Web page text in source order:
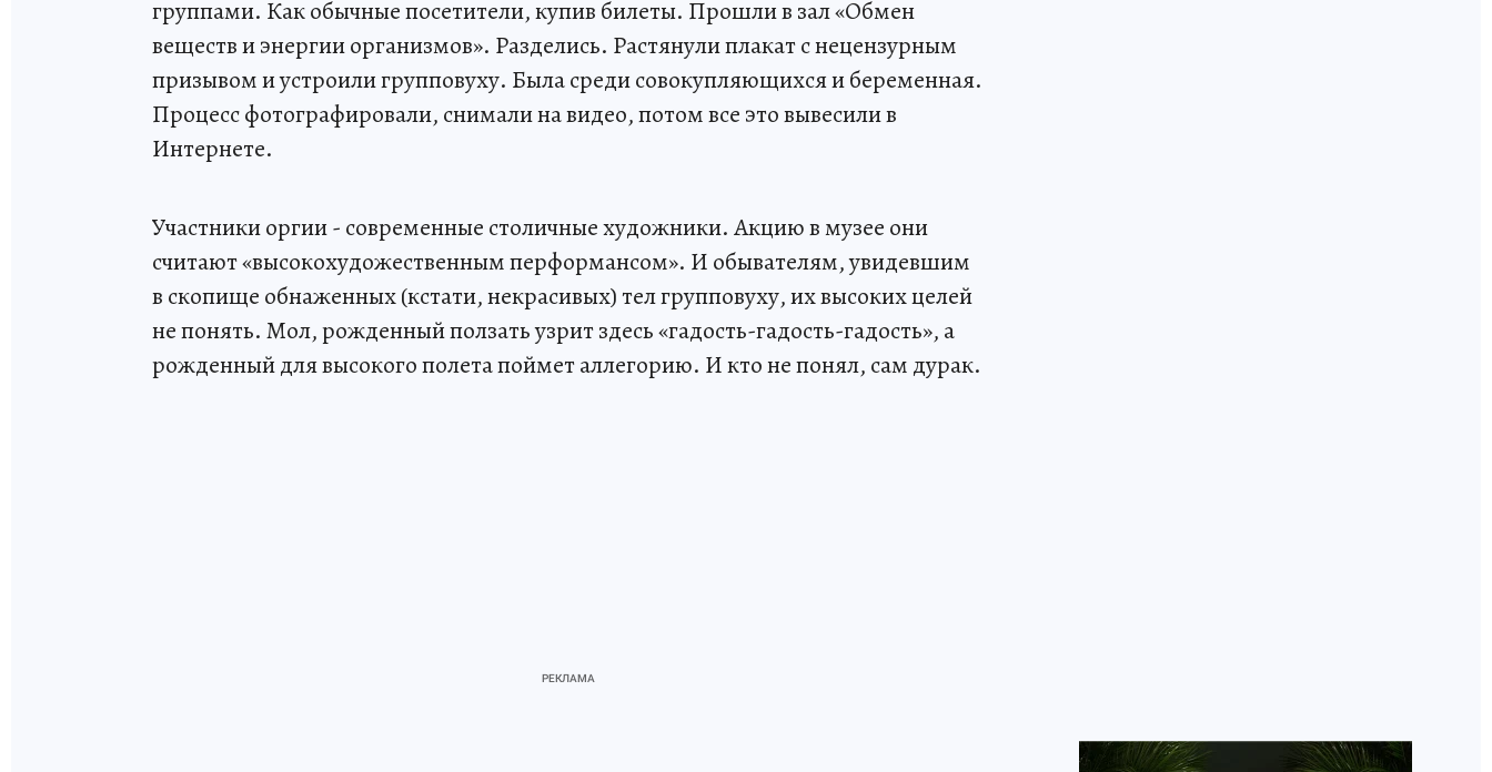
группами. Как обычные посетители, купив билеты. Прошли в зал «Обмен
веществ и энергии организмов». Разделись. Растянули плакат с нецензурным
призывом и устроили групповуху. Была среди совокупляющихся и беременная.
Процесс фотографировали, снимали на видео, потом все это вывесили в
Интернете.
Участники оргии - современные столичные художники. Акцию в музее они
считают «высокохудожественным перформансом». И обывателям, увидевшим
в скопище обнаженных (кстати, некрасивых) тел групповуху, их высоких целей
не понять. Мол, рожденный ползать узрит здесь «гадость-гадость-гадость», а
рожденный для высокого полета поймет аллегорию. И кто не понял, сам дурак.